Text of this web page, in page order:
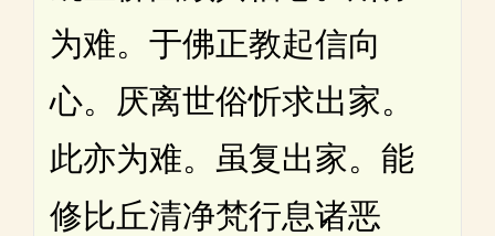
为难。于佛正教起信向
心。厌离世俗忻求出家。
此亦为难。虽复出家。能
修比丘清净梵行息诸恶